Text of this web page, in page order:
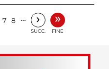
7 8 … ›
SUCC.
»
FINE